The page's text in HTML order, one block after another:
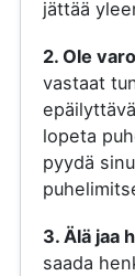
jättää
2. Ole
vastaat
lopeta
pyydä
3. Älä jaa
saada